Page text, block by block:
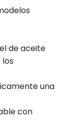
de aceite
una
con